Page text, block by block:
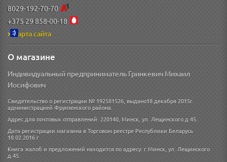
8029-192-70-70
+375 29 858-00-18
Карта сайта
О магазине
Индивидуальный предприниматель Гринкевич Михаил
Иосифович
Свидетельство о регистрации № 192581526, выдано18 декабря 2015г.
администрацией Фрунзенского района.
Адрес для почтовых отправлений: 220140, Минск, ул. Лещинского д 45.
Дата регистрации магазина в Торговом реестре Республики Беларусь
18.02.2016 г
Книга жалоб и предложений находится по адресу: г.Минск, ул. Лещинского
д.45.